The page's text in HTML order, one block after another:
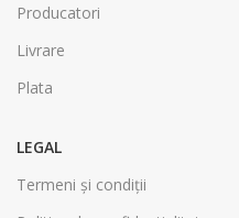
Producatori
Livrare
Plata
LEGAL
Termeni și condiții